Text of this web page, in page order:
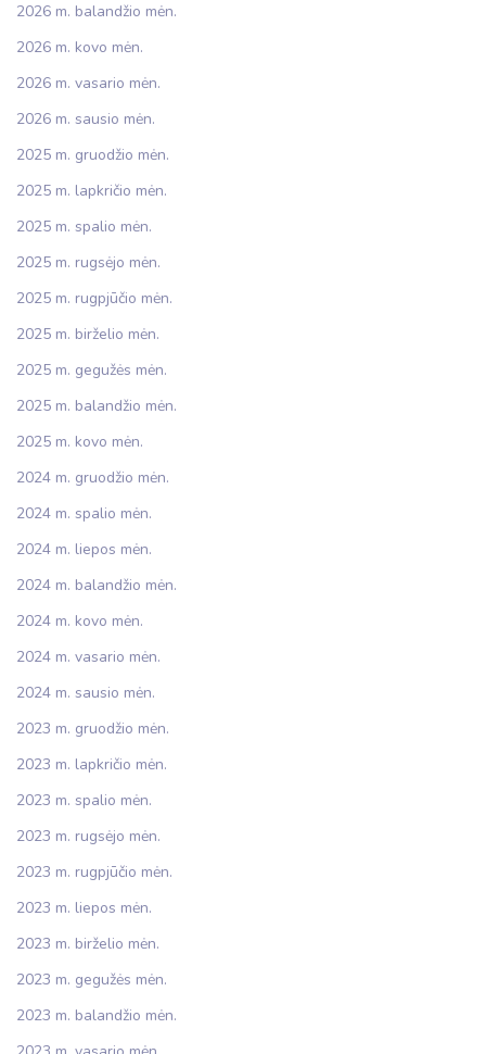
2026 m. balandžio mėn.
2026 m. kovo mėn.
2026 m. vasario mėn.
2026 m. sausio mėn.
2025 m. gruodžio mėn.
2025 m. lapkričio mėn.
2025 m. spalio mėn.
2025 m. rugsėjo mėn.
2025 m. rugpjūčio mėn.
2025 m. birželio mėn.
2025 m. gegužės mėn.
2025 m. balandžio mėn.
2025 m. kovo mėn.
2024 m. gruodžio mėn.
2024 m. spalio mėn.
2024 m. liepos mėn.
2024 m. balandžio mėn.
2024 m. kovo mėn.
2024 m. vasario mėn.
2024 m. sausio mėn.
2023 m. gruodžio mėn.
2023 m. lapkričio mėn.
2023 m. spalio mėn.
2023 m. rugsėjo mėn.
2023 m. rugpjūčio mėn.
2023 m. liepos mėn.
2023 m. birželio mėn.
2023 m. gegužės mėn.
2023 m. balandžio mėn.